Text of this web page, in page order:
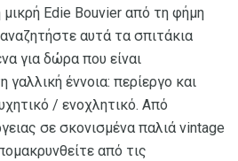
μικρή Edie Bouvier από τη φήμη
αυτά τα σπιτάκια
για δώρα που είναι
γαλλική έννοια: περίεργο και
/ ενοχλητικό. Από
σε σκονισμένα παλιά vintage
από τις